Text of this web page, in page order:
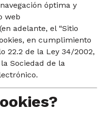
óptima y
web
(en adelante, el “Sitio
en cumplimiento
22.2 de la Ley 34/2002,
Sociedad de la